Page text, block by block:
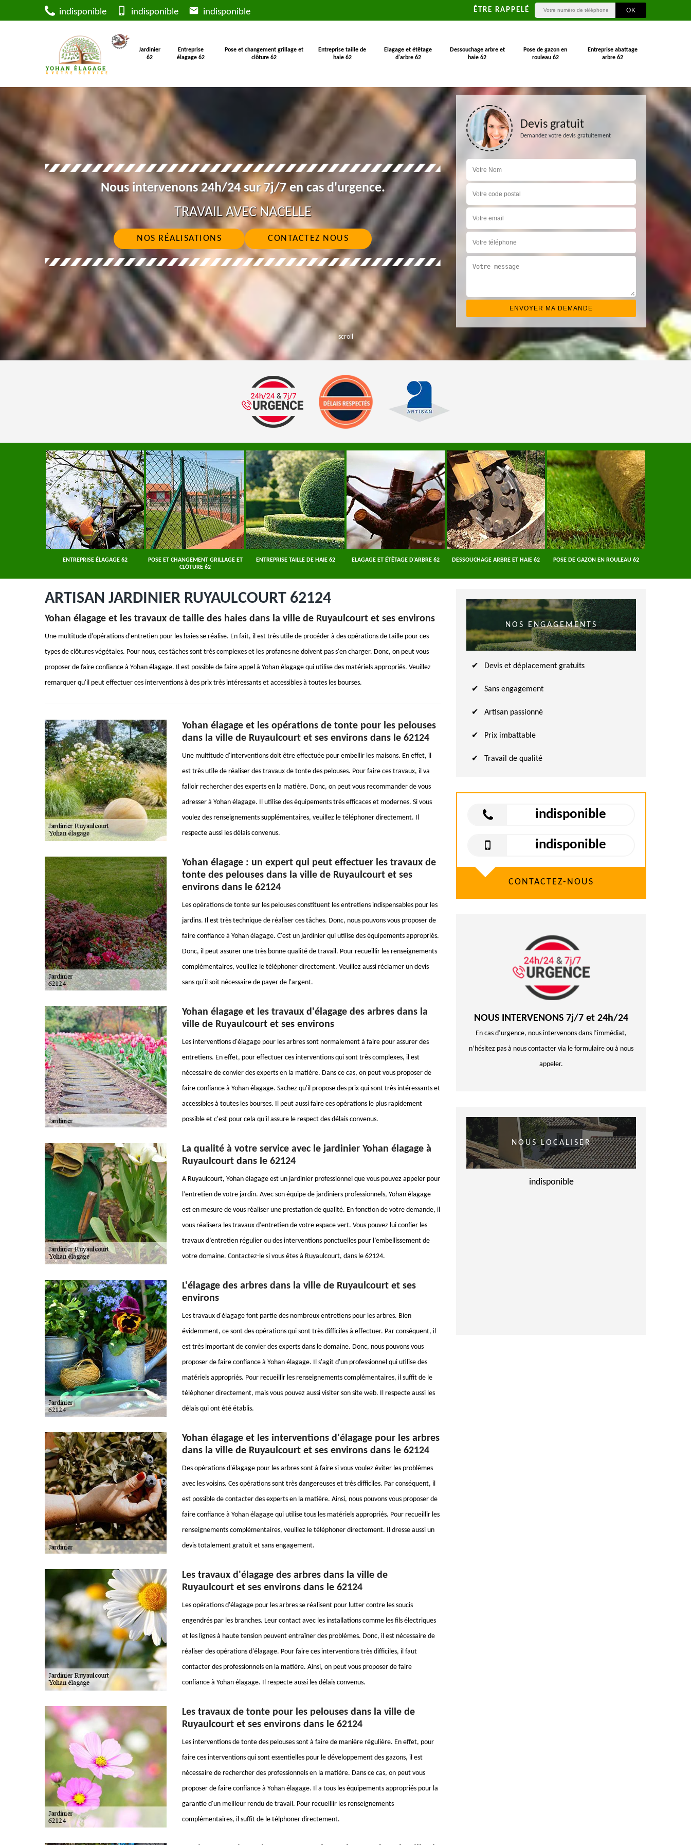
indisponible indisponible indisponible ÊTRE RAPPELÉ
Jardinier
62
Entreprise
élagage 62
Pose et changement grillage et
clôture 62
Entreprise taille de
haie 62
Elagage et étêtage
d'arbre 62
Dessouchage arbre et
haie 62
Pose de gazon en
rouleau 62
Entreprise abattage
arbre 62
scroll
Nous intervenons 24h/24 sur 7j/7 en cas d'urgence.
TRAVAIL AVEC NACELLE
NOS RÉALISATIONS CONTACTEZ NOUS
Devis gratuit
Demandez votre devis gratuitement
ENTREPRISE ÉLAGAGE 62
POSE ET CHANGEMENT GRILLAGE ET
CLÔTURE 62
ENTREPRISE TAILLE DE HAIE 62 ELAGAGE ET ÉTÊTAGE D'ARBRE 62 DESSOUCHAGE ARBRE ET HAIE 62 POSE DE GAZON EN ROULEAU 62
ARTISAN JARDINIER RUYAULCOURT 62124
Yohan élagage et les travaux de taille des haies dans la ville de Ruyaulcourt et ses environs
Une multitude d'opérations d'entretien pour les haies se réalise. En fait, il est très utile de procéder à des opérations de taille pour ces
types de clôtures végétales. Pour nous, ces tâches sont très complexes et les profanes ne doivent pas s'en charger. Donc, on peut vous
proposer de faire confiance à Yohan élagage. Il est possible de faire appel à Yohan élagage qui utilise des matériels appropriés. Veuillez
remarquer qu'il peut effectuer ces interventions à des prix très intéressants et accessibles à toutes les bourses.
Yohan élagage et les opérations de tonte pour les pelouses
dans la ville de Ruyaulcourt et ses environs dans le 62124
Une multitude d'interventions doit être effectuée pour embellir les maisons. En effet, il
est très utile de réaliser des travaux de tonte des pelouses. Pour faire ces travaux, il va
falloir rechercher des experts en la matière. Donc, on peut vous recommander de vous
adresser à Yohan élagage. Il utilise des équipements très efficaces et modernes. Si vous
voulez des renseignements supplémentaires, veuillez le téléphoner directement. Il
respecte aussi les délais convenus.
Yohan élagage : un expert qui peut effectuer les travaux de
tonte des pelouses dans la ville de Ruyaulcourt et ses
environs dans le 62124
Les opérations de tonte sur les pelouses constituent les entretiens indispensables pour les
jardins. Il est très technique de réaliser ces tâches. Donc, nous pouvons vous proposer de
faire confiance à Yohan élagage. C'est un jardinier qui utilise des équipements appropriés.
Donc, il peut assurer une très bonne qualité de travail. Pour recueillir les renseignements
complémentaires, veuillez le téléphoner directement. Veuillez aussi réclamer un devis
sans qu'il soit nécessaire de payer de l'argent.
Yohan élagage et les travaux d'élagage des arbres dans la
ville de Ruyaulcourt et ses environs
Les interventions d'élagage pour les arbres sont normalement à faire pour assurer des
entretiens. En effet, pour effectuer ces interventions qui sont très complexes, il est
nécessaire de convier des experts en la matière. Dans ce cas, on peut vous proposer de
faire confiance à Yohan élagage. Sachez qu'il propose des prix qui sont très intéressants et
accessibles à toutes les bourses. Il peut aussi faire ces opérations le plus rapidement
possible et c'est pour cela qu'il assure le respect des délais convenus.
La qualité à votre service avec le jardinier Yohan élagage à
Ruyaulcourt dans le 62124
A Ruyaulcourt, Yohan élagage est un jardinier professionnel que vous pouvez appeler pour
l’entretien de votre jardin. Avec son équipe de jardiniers professionnels, Yohan élagage
est en mesure de vous réaliser une prestation de qualité. En fonction de votre demande, il
vous réalisera les travaux d’entretien de votre espace vert. Vous pouvez lui confier les
travaux d’entretien régulier ou des interventions ponctuelles pour l’embellissement de
votre domaine. Contactez-le si vous êtes à Ruyaulcourt, dans le 62124.
L'élagage des arbres dans la ville de Ruyaulcourt et ses
environs
Les travaux d'élagage font partie des nombreux entretiens pour les arbres. Bien
évidemment, ce sont des opérations qui sont très difficiles à effectuer. Par conséquent, il
est très important de convier des experts dans le domaine. Donc, nous pouvons vous
proposer de faire confiance à Yohan élagage. Il s'agit d'un professionnel qui utilise des
matériels appropriés. Pour recueillir les renseignements complémentaires, il suffit de le
téléphoner directement, mais vous pouvez aussi visiter son site web. Il respecte aussi les
délais qui ont été établis.
Yohan élagage et les interventions d'élagage pour les arbres
dans la ville de Ruyaulcourt et ses environs dans le 62124
Des opérations d'élagage pour les arbres sont à faire si vous voulez éviter les problèmes
avec les voisins. Ces opérations sont très dangereuses et très difficiles. Par conséquent, il
est possible de contacter des experts en la matière. Ainsi, nous pouvons vous proposer de
faire confiance à Yohan élagage qui utilise tous les matériels appropriés. Pour recueillir les
renseignements complémentaires, veuillez le téléphoner directement. Il dresse aussi un
devis totalement gratuit et sans engagement.
Les travaux d'élagage des arbres dans la ville de
Ruyaulcourt et ses environs dans le 62124
Les opérations d'élagage pour les arbres se réalisent pour lutter contre les soucis
engendrés par les branches. Leur contact avec les installations comme les fils électriques
et les lignes à haute tension peuvent entraîner des problèmes. Donc, il est nécessaire de
réaliser des opérations d'élagage. Pour faire ces interventions très difficiles, il faut
contacter des professionnels en la matière. Ainsi, on peut vous proposer de faire
confiance à Yohan élagage. Il respecte aussi les délais convenus.
Les travaux de tonte pour les pelouses dans la ville de
Ruyaulcourt et ses environs dans le 62124
Les interventions de tonte des pelouses sont à faire de manière régulière. En effet, pour
faire ces interventions qui sont essentielles pour le développement des gazons, il est
nécessaire de rechercher des professionnels en la matière. Dans ce cas, on peut vous
proposer de faire confiance à Yohan élagage. Il a tous les équipements appropriés pour la
garantie d'un meilleur rendu de travail. Pour recueillir les renseignements
complémentaires, il suffit de le télphoner directement.
NOS ENGAGEMENTS
Devis et déplacement gratuits
Sans engagement
Artisan passionné
Prix imbattable
Travail de qualité
indisponible
indisponible
CONTACTEZ-NOUS
NOUS INTERVENONS 7j/7 et 24h/24
En cas d’urgence, nous intervenons dans l’immédiat,
n’hésitez pas à nous contacter via le formulaire ou à nous
appeler.
NOUS LOCALISER
indisponible